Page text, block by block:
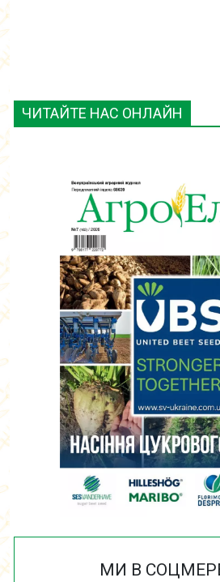
ЧИТАЙТЕ НАС ОНЛАЙН
МИ В